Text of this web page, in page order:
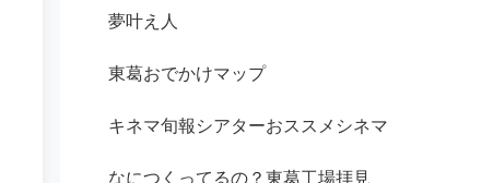
夢叶え人
東葛おでかけマップ
キネマ旬報シアターおススメシネマ
なにつくってるの？東葛工場拝見